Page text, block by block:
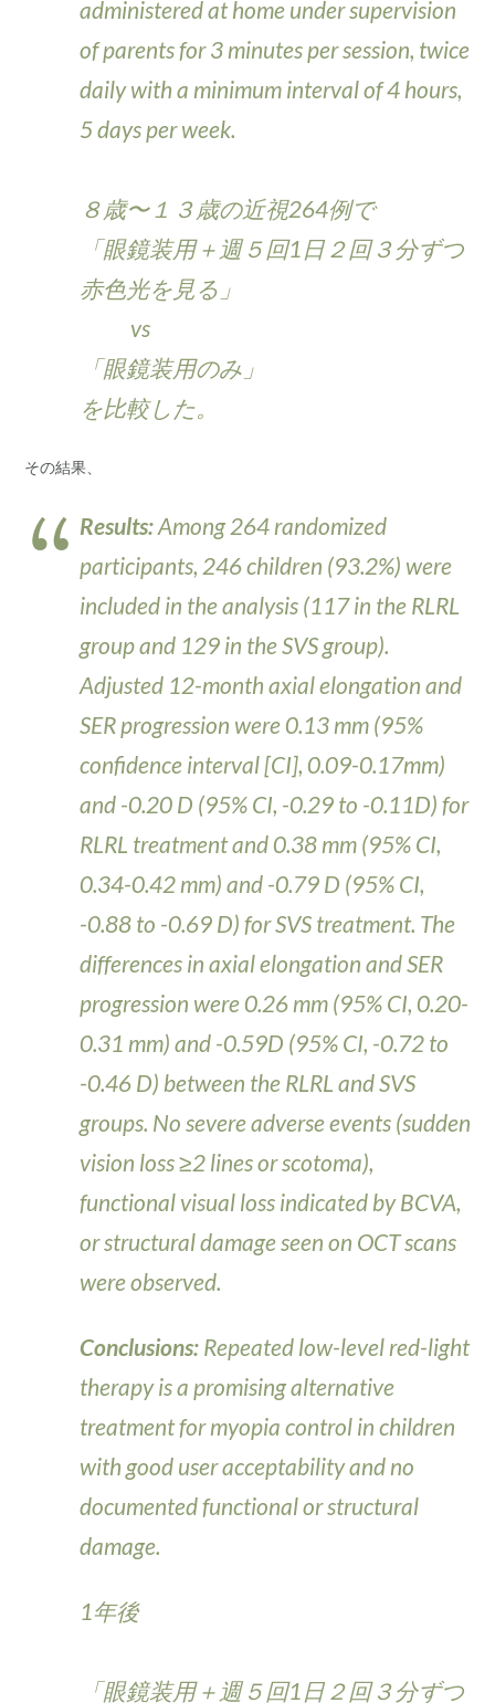
administered at home under supervision
of parents for 3 minutes per session, twice
daily with a minimum interval of 4 hours,
5 days per week.
８歳〜１３歳の近視264例で
「眼鏡装用＋週５回1日２回３分ずつ
赤色光を見る」
vs
「眼鏡装用のみ」
を比較した。
その結果、
Results:Among 264 randomized
participants, 246 children (93.2%) were
included in the analysis (117 in the RLRL
group and 129 in the SVS group).
Adjusted 12-month axial elongation and
SER progression were 0.13 mm (95%
confidence interval [CI], 0.09-0.17mm)
and -0.20 D (95% CI, -0.29 to -0.11D) for
RLRL treatment and 0.38 mm (95% CI,
0.34-0.42 mm) and -0.79 D (95% CI,
-0.88 to -0.69 D) for SVS treatment. The
differences in axial elongation and SER
progression were 0.26 mm (95% CI, 0.20-
0.31 mm) and -0.59D (95% CI, -0.72 to
-0.46 D) between the RLRL and SVS
groups. No severe adverse events (sudden
vision loss ≥2 lines or scotoma),
functional visual loss indicated by BCVA,
or structural damage seen on OCT scans
were observed.
Conclusions: Repeated low-level red-light
therapy is a promising alternative
treatment for myopia control in children
with good user acceptability and no
documented functional or structural
damage.
1年後
「眼鏡装用＋週５回1日２回３分ずつ